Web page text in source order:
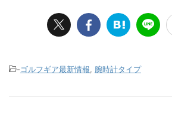
-ゴルフギア最新情報, 腕時計タイプ